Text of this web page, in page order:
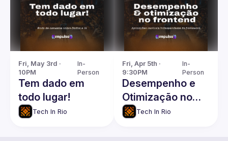
Fri, May 3rd ·
10PM
In-
Person
Tem dado em
todo lugar!
Tech In Rio
Fri, Apr 5th ·
9:30PM
In-
Person
Desempenho e
Otimização no
Frontend
Tech In Rio